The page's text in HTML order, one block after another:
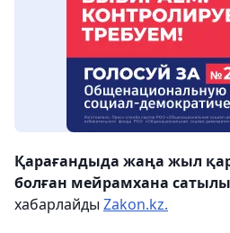
Қарағандыда жаңа жыл
болған мейрамхана
хабарлайды Zakon.kz.